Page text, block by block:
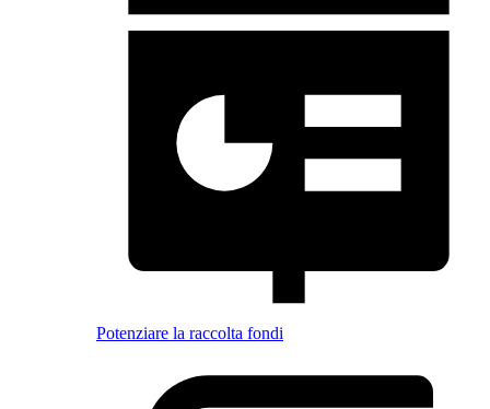
Potenziare la raccolta fondi